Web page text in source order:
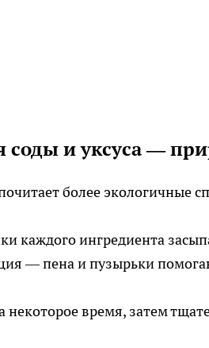
и уксуса —
более экологичные
каждого ингредиента
— пена и пузырьки
некоторое время, затем